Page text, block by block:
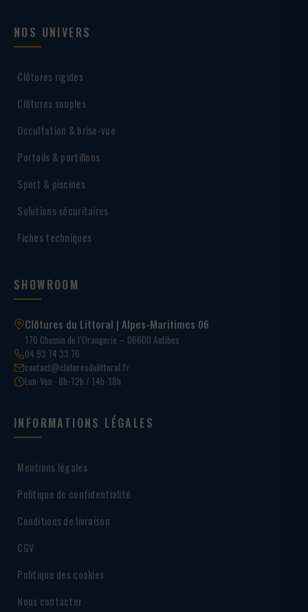
NOS UNIVERS
Clôtures rigides
Clôtures souples
Occultation & brise-vue
Portails & portillons
Sport & piscines
Solutions sécuritaires
Fiches techniques
SHOWROOM
Clôtures du Littoral | Alpes-Maritimes 06
170 Chemin de l’Orangerie – 06600 Antibes
04 93 74 33 76
contact@cloturesdulittoral.fr
Lun-Ven · 8h-12h / 14h-18h
INFORMATIONS LÉGALES
Mentions légales
Politique de confidentialité
Conditions de livraison
CGV
Politique des cookies
Nous contacter